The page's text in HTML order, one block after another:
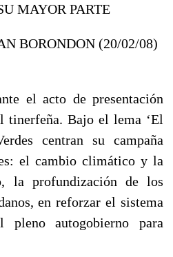
MAYOR PARTE
BORONDON (20/02/08)
el acto de presentación
tinerfeña. Bajo el lema ‘El
centran su campaña
el cambio climático y la
la profundización de los
en reforzar el sistema
autogobierno para